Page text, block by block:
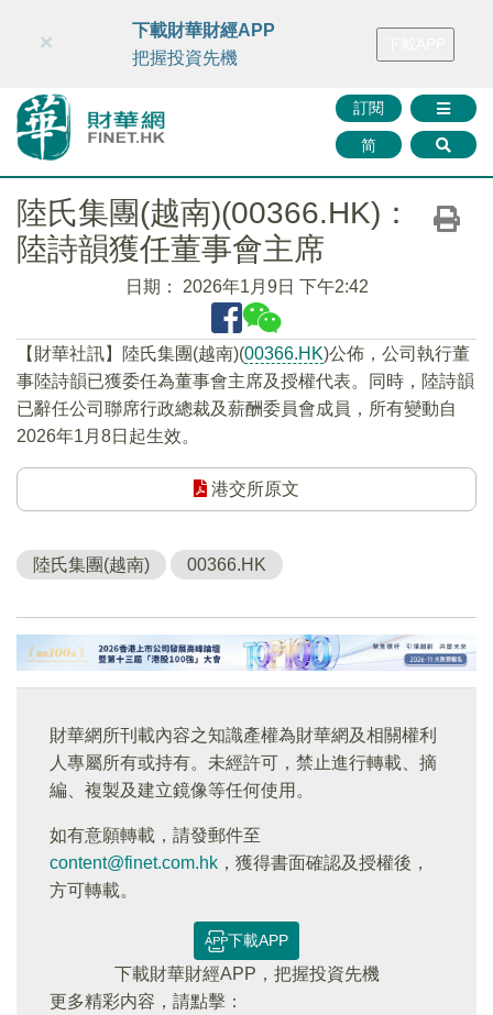
財華智庫網 FINTV FINMETA 財華證券 媒體矩陣
訂閱
简
×
下載財華財經APP
把握投資先機
陸氏集團(越南)(00366.HK)：
陸詩韻獲任董事會主席
日期： 2026年1月9日 下午2:42
【財華社訊】陸氏集團(越南)(00366.HK)公佈，公司執行董
事陸詩韻已獲委任為董事會主席及授權代表。同時，陸詩韻
已辭任公司聯席行政總裁及薪酬委員會成員，所有變動自
2026年1月8日起生效。
港交所原文
陸氏集團(越南) 00366.HK
財華網所刊載內容之知識產權為財華網及相關權利
人專屬所有或持有。未經許可，禁止進行轉載、摘
編、複製及建立鏡像等任何使用。
如有意願轉載，請發郵件至
content@finet.com.hk ，獲得書面確認及授權後，
方可轉載。
下載APP
下載財華財經APP，把握投資先機
更多精彩内容，請點擊：